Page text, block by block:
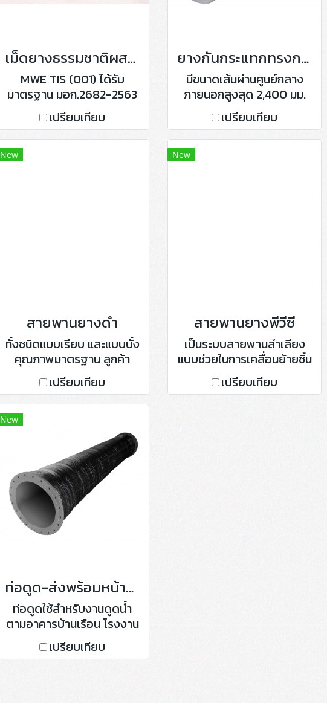
เม็ดยางธรรมชาติผสมยางสังเคราะห์
MWE TIS (001) ได้รับ
มาตรฐาน มอก.2682-2563
ขนาดเม็ดยาง 2-6 mm.
บรรจุถุงละ 25 กิโลกรัม มี 5
สี ได้แก่ ดำ, แดง, น้ำเงิน,
เขียว, เหลือง หรือสีตามอ
เปรียบเทียบ
ยางกันกระแทกทรงกระบอก (Cylindrical Fenders)
มีขนาดเส้นผ่านศูนย์กลาง
ภายนอกสูงสุด 2,400 มม.
และเส้นผ่านศูนย์กลางภายใน
ตั้งแต่ 50 ถึง 1,200 มม.
ความยาวผันแปรได้สูงสุดถึง
เปรียบเทียบ
New
สายพานยางดำ
ทั้งชนิดแบบเรียบ และแบบบั้ง
คุณภาพมาตรฐาน ลูกค้า
สอบถาม และขอคำแนะนำได้
จากพนักงานขายผู้เชี่ยวชาญ
พร้อมให้บริการ
เปรียบเทียบ
New
สายพานยางพีวีซี
เป็นระบบสายพานลำเลียง
แบบช่วยในการเคลื่อนย้ายชิ้น
งานหรือวัสดุ โดยสายพาน
ลำเลียงเป็นแบบ PVC เหมาะ
เปรียบเทียบ
New
ท่อดูด-ส่งพร้อมหน้าแปลน
ท่อดูดใช้สำหรับงานดูดน้ำ
ตามอาคารบ้านเรือน โรงงาน
อุตสาหกรรม
เปรียบเทียบ